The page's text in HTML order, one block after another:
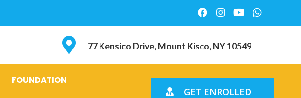
77 Kensico Drive, Mount Kisco, NY 10549
FOUNDATION
GET ENROLLED